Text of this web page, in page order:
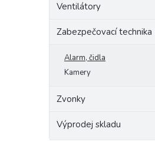
Ventilátory
Zabezpečovací technika
Alarm, čidla
Kamery
Zvonky
Výprodej skladu